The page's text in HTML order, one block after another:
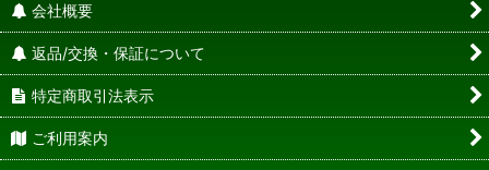
会社概要
返品/交換・保証について
特定商取引法表示
ご利用案内